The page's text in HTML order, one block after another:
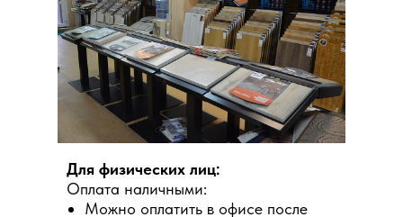
Для физических лиц:
Оплата наличными:
Можно оплатить в офисе после